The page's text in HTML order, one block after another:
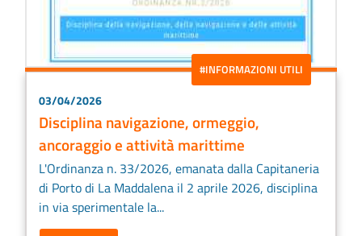
#INFORMAZIONI UTILI
03/04/2026
Disciplina navigazione, ormeggio,
ancoraggio e attività marittime
L'Ordinanza n. 33/2026, emanata dalla Capitaneria
di Porto di La Maddalena il 2 aprile 2026, disciplina
in via sperimentale la...